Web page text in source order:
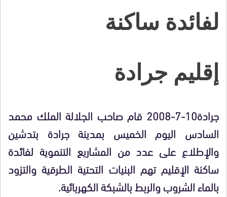
لفائدة ساكنة
إقليم جرادة
جرادة10-7-2008 قام صاحب الجلالة الملك محمد
السادس اليوم الخميس بمدينة جرادة بتدشين
والإطلاع على عدد من المشاريع التنموية لفائدة
ساكنة الإقليم تهم البنيات التحتية الطرقية والتزود
بالماء الشروب والربط بالشبكة الكهربائية.